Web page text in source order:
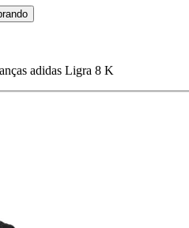
adidas Ligra 8 K